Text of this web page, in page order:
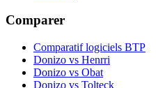
Comparer
Comparatif logiciels BTP
Donizo vs Henrri
Donizo vs Obat
Donizo vs Tolteck